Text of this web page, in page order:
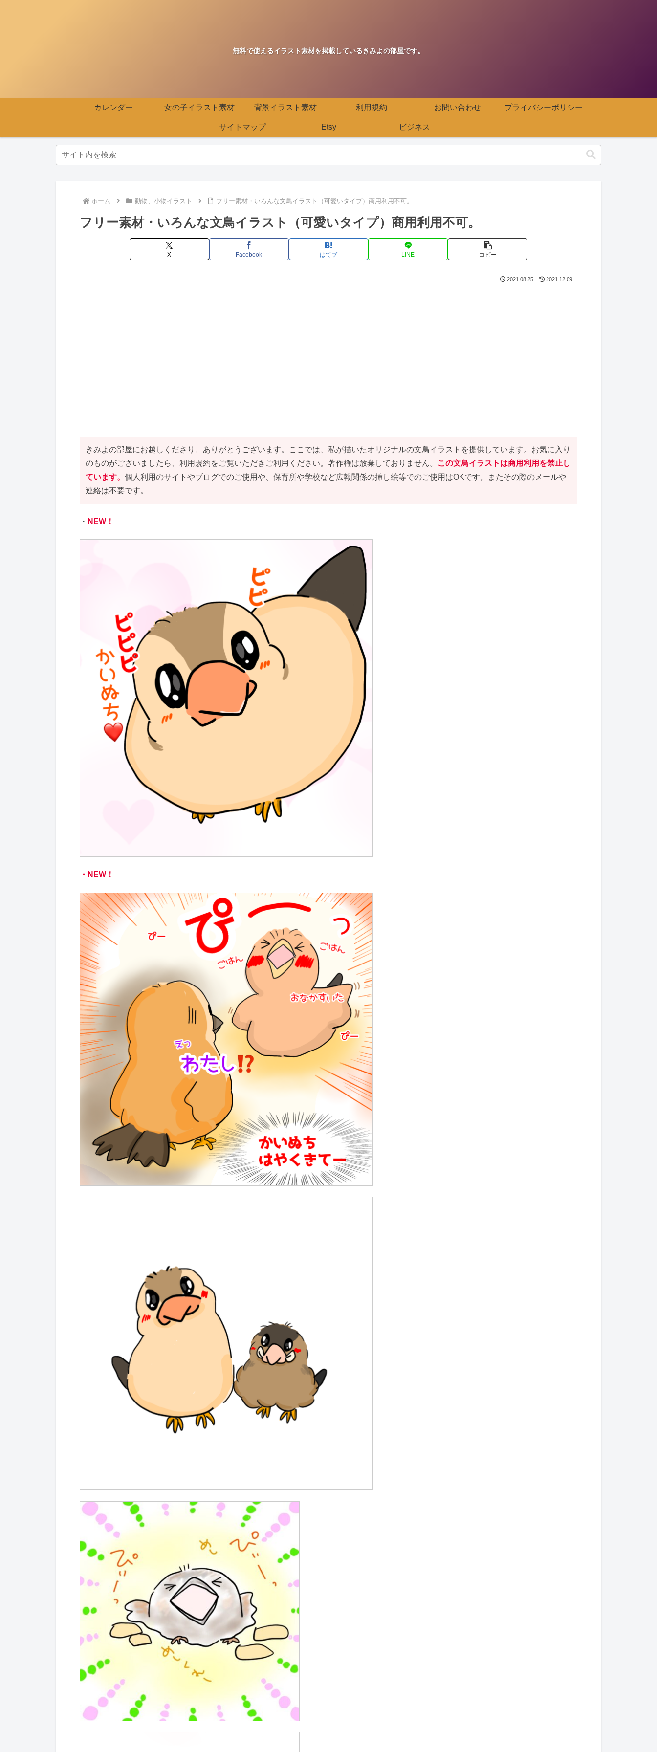
無料で使えるイラスト素材を掲載しているきみよの部屋です。
カレンダー 女の子イラスト素材 背景イラスト素材 利用規約 お問い合わせ プライバシーポリシー
サイトマップ Etsy ビジネス
ホーム 動物、小物イラスト フリー素材・いろんな文鳥イラスト（可愛いタイプ）商用利用不可。
フリー素材・いろんな文鳥イラスト（可愛いタイプ）商用利用不可。
X Facebook はてブ LINE コピー
2021.08.25 2021.12.09
きみよの部屋にお越しくださり、ありがとうございます。ここでは、私が描いたオリジナルの文鳥イラストを提供しています。お気に入り
のものがございましたら、利用規約をご覧いただきご利用ください。著作権は放棄しておりません。
この文鳥イラストは商用利用を禁止し
ています。 個人利用のサイトやブログでのご使用や、保育所や学校など広報関係の挿し絵等でのご使用はOKです。またその際のメールや
連絡は不要です。
・ NEW！
・NEW！